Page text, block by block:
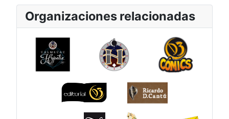
Organizaciones relacionadas